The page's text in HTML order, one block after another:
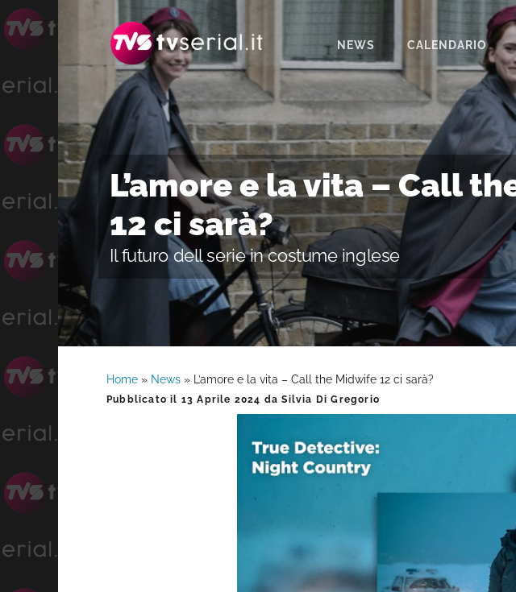
navigazione
primaria
contenuto
principale
laterale
NEWS CALENDARIO
L’amore e la vita – Call
12 ci sarà?
Il futuro dell serie in costume inglese
Home » News » L’amore e la vita – Call the Midwife 12 ci sarà?
Pubblicato il 13 Aprile 2024 daSilvia Di Gregorio
Barra